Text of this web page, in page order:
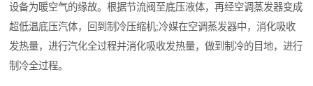
设备为暖空气的缘故。根据节流阀至底压液体，再经空调蒸发器变成
超低温底压汽体，回到制冷压缩机;冷媒在空调蒸发器中，消化吸收
发热量，进行汽化全过程并消化吸收发热量，做到制冷的目地，进行
制冷全过程。